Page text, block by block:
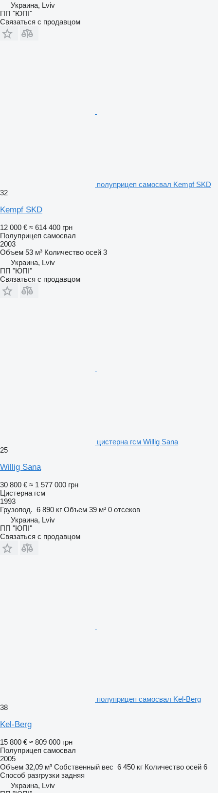
Украина, Lviv
ПП "ЮПІ"
Связаться с продавцом
полуприцеп самосвал Kempf SKD
32
Kempf SKD
12 000 € ≈ 614 400 грн
Полуприцеп самосвал
2003
Объем 53 м³ Количество осей 3
Украина, Lviv
ПП "ЮПІ"
Связаться с продавцом
цистерна гсм Willig Sana
25
Willig Sana
30 800 € ≈ 1 577 000 грн
Цистерна гсм
1993
Грузопод. 6 890 кг Объем 39 м³ 0 отсеков
Украина, Lviv
ПП "ЮПІ"
Связаться с продавцом
полуприцеп самосвал Kel-Berg
38
Kel-Berg
15 800 € ≈ 809 000 грн
Полуприцеп самосвал
2005
Объем 32,09 м³ Собственный вес 6 450 кг Количество осей 6
Способ разгрузки задняя
Украина, Lviv